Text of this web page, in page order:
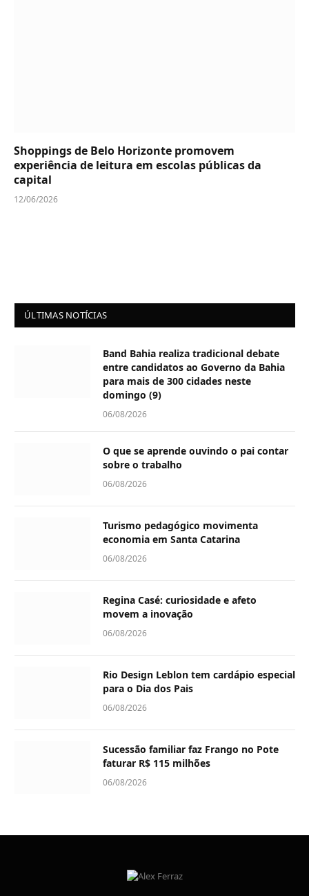
Shoppings de Belo Horizonte promovem
experiência de leitura em escolas públicas da
capital
12/06/2026
ÚLTIMAS NOTÍCIAS
Band Bahia realiza tradicional debate
entre candidatos ao Governo da Bahia
para mais de 300 cidades neste
domingo (9)
06/08/2026
O que se aprende ouvindo o pai contar
sobre o trabalho
06/08/2026
Turismo pedagógico movimenta
economia em Santa Catarina
06/08/2026
Regina Casé: curiosidade e afeto
movem a inovação
06/08/2026
Rio Design Leblon tem cardápio especial
para o Dia dos Pais
06/08/2026
Sucessão familiar faz Frango no Pote
faturar R$ 115 milhões
06/08/2026